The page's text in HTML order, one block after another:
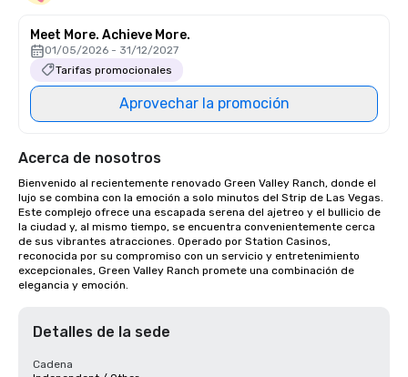
Meet More. Achieve More.
01/05/2026 - 31/12/2027
Tarifas promocionales
Aprovechar la promoción
Acerca de nosotros
Bienvenido al recientemente renovado Green Valley Ranch, donde el
lujo se combina con la emoción a solo minutos del Strip de Las Vegas.
Este complejo ofrece una escapada serena del ajetreo y el bullicio de
la ciudad y, al mismo tiempo, se encuentra convenientemente cerca
de sus vibrantes atracciones. Operado por Station Casinos,
reconocida por su compromiso con un servicio y entretenimiento
excepcionales, Green Valley Ranch promete una combinación de
elegancia y emoción.
Detalles de la sede
Cadena